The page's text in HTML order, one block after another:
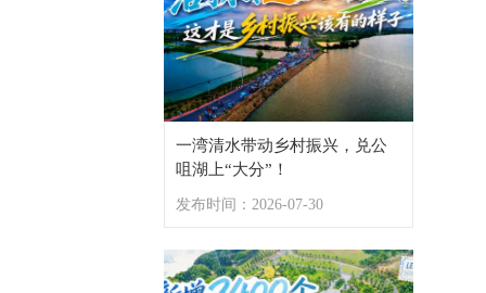
提质增量，武汉城管化解城市“如厕难”
一湾清水带动乡村振兴，兑公
咀湖上“大分”！
发布时间：2026-07-30